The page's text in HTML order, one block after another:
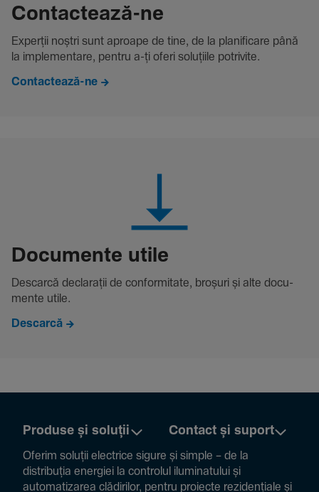
Contac­tează-ne
Experții noștri sunt aproape de tine, de la plani­fi­care până
la imple­men­tare, pentru a-ți oferi solu­țiile potri­vite.
Contactează-ne
Docu­mente utile
Descarcă decla­rații de conformitate, broșuri și alte docu­
mente utile.
Descarcă
Produse și soluții Contact și suport
Oferim soluții electrice sigure și simple – de la
distribuția energiei la controlul ilumi­na­tului și
auto­ma­ti­zarea clădi­rilor, pentru proiecte rezi­den­țiale și